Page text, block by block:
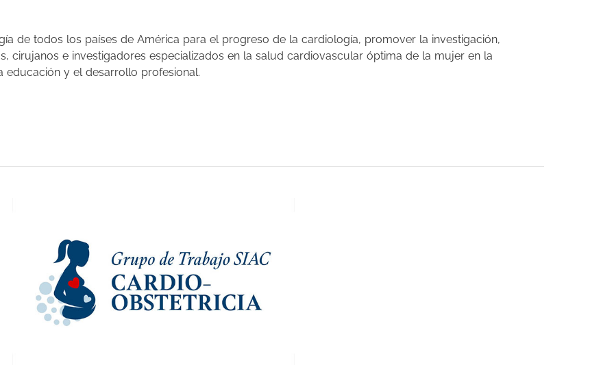
de todos los países de América para el progreso de la cardiología, promover la investigación,
cirujanos e investigadores especializados en la salud cardiovascular óptima de la mujer en la
educación y el desarrollo profesional.